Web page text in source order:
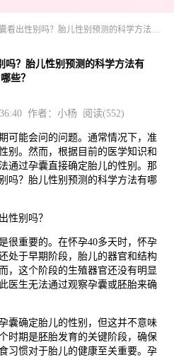
出性别吗？胎儿性别预测的科学方法有哪些？
吗？胎儿性别预测的科学方法有
哪些？
作者：小杨 阅读(552)
能会问的问题。通常情况下，准
别。然而，根据目前的医学知识和
通过孕囊直接确定胎儿的性别。那
吗？胎儿性别预测的科学方法有哪
别吗？
重要的。在怀孕40多天时，怀孕
处于早期阶段，胎儿的器官和结构
，这个阶段的生殖器官还没有明显
医生无法通过观察孕囊或胚胎来确
确定胎儿的性别，但这并不意味
时期是胚胎发育的关键阶段，确保
习惯对于胎儿的健康至关重要。孕